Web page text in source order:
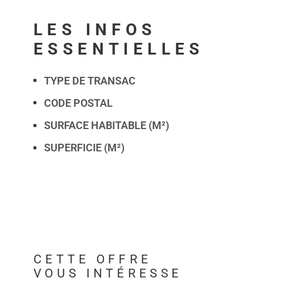
LES INFOS
ESSENTIELLES
Caractérisque Valeurs
TYPE DE TRANSAC
CODE POSTAL
SURFACE HABITABLE (M²)
SUPERFICIE (M²)
CETTE OFFRE
VOUS INTÉRESSE